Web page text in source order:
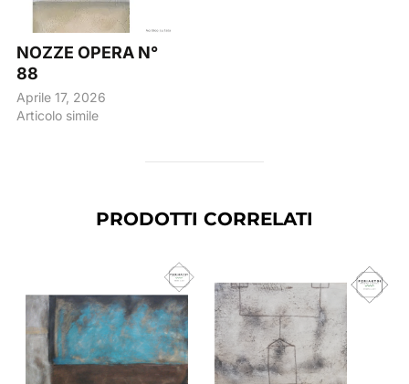
NOZZE OPERA N°
88
Aprile 17, 2026
Articolo simile
PRODOTTI CORRELATI